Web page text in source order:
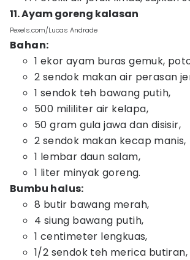
11. Ayam goreng kalasan
Pexels.com/Lucas Andrade
Bahan:
1 ekor ayam buras gemuk,
2 sendok makan air perasan
1 sendok teh bawang putih,
500 mililiter air kelapa,
50 gram gula jawa dan disisir,
2 sendok makan kecap manis,
1 lembar daun salam,
1 liter minyak goreng.
Bumbu halus:
8 butir bawang merah,
4 siung bawang putih,
1 centimeter lengkuas,
1/2 sendok teh merica butiran,